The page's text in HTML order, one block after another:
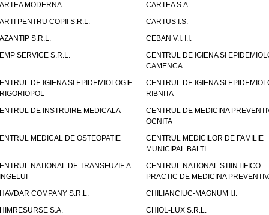
MODERNA
CARTEA S.A.
PENTRU COPII S.R.L.
CARTUS I.S.
S.R.L.
CEBAN V.I. I.I.
SERVICE S.R.L.
CENTRUL DE IGIENA SI
CAMENCA
DE IGIENA SI EPIDEMIOLOGIE
CENTRUL DE IGIENA SI
RIBNITA
DE INSTRUIRE MEDICALA
CENTRUL DE MEDICINA
OCNITA
MEDICAL DE OSTEOPATIE
CENTRUL MEDICILOR DE FAMILIE
MUNICIPAL BALTI
NATIONAL DE TRANSFUZIE A
CENTRUL NATIONAL STIINTIFICO-
PRACTIC DE MEDICINA
COMPANY S.R.L.
CHILIANCIUC-MAGNUM I.I.
S.A.
CHIOL-LUX S.R.L.